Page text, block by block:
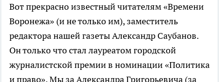
Вот прекрасно известный читателям «Времени
Воронежа» (и не только им), заместитель
редактора нашей газеты Александр Саубанов.
Он только что стал лауреатом городской
журналистской премии в номинации «Политика
и право». Мы за Александра Григорьевича (за